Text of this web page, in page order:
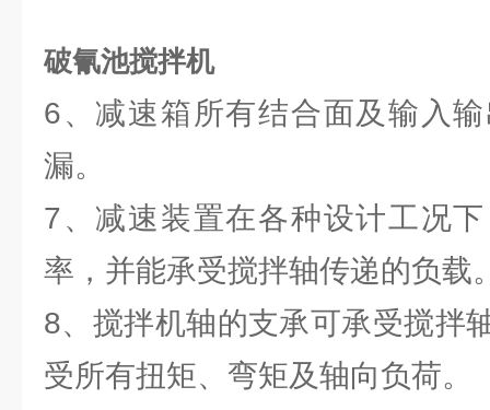
破氰池搅拌机
6、减速箱所有结合面及输入
漏。
7、减速装置在各种设计工况
率，并能承受搅拌轴传递的负载
8、搅拌机轴的支承可承受搅拌
受所有扭矩、弯矩及轴向负荷。